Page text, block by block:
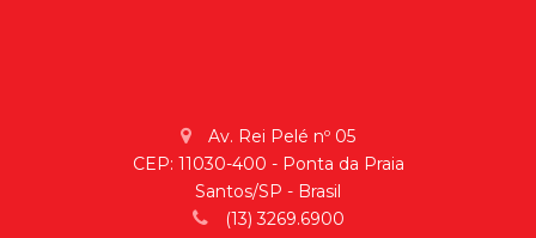
Av. Rei Pelé nº 05
CEP: 11030-400 - Ponta da Praia
Santos/SP - Brasil
(13) 3269.6900